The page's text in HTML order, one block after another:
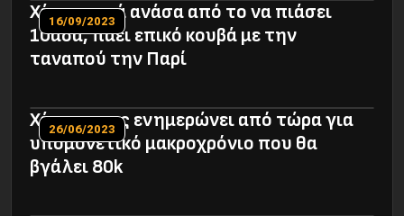
Χάστης μιά ανάσα από το να πιάσει
10άδα, πάει επικό κουβά με την
ταναπού την Παρί
16/09/2023
Χάστης μας ενημερώνει από τώρα για
υπομονετικό μακροχρόνιο που θα
βγάλει 80k
26/06/2023